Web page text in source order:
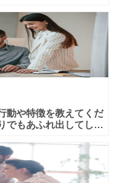
しまうと離れてしまい
た場合は
動や特徴を教えてくだ
でもあふれ出してしま
想いじゃない？って行
から見て